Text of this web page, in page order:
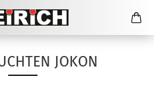
JOKON